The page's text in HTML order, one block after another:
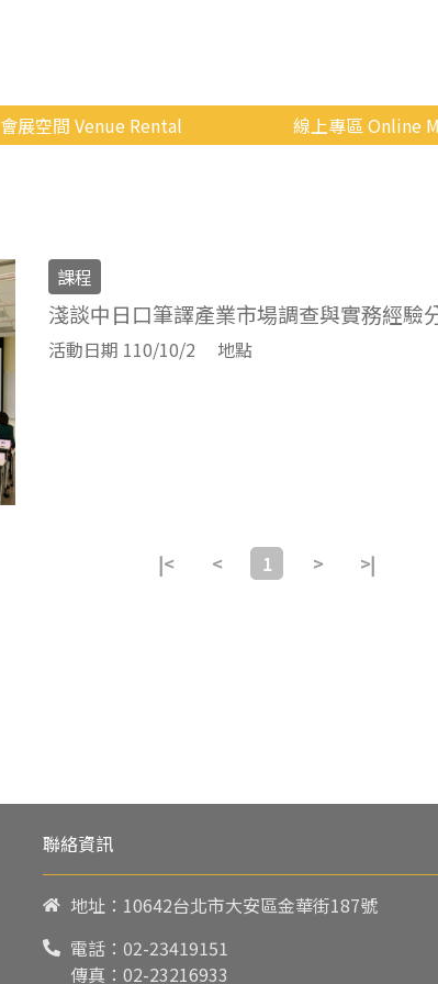
會展空間 Venue Rental
申請流程
使用辦法
會展快訊
線上專區 Online
課程
淺談中日口筆譯產業市場調查與實務經驗
活動日期 110/10/2 地點
|< < 1 > >|
聯絡資訊
地址：10642台北市大安區金華街187號
電話： 02-23419151
傳真：02-23216933